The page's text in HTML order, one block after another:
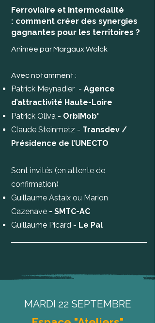
Ferroviaire et intermodalité
: comment créer des synergies
gagnantes pour les territoires ?
Animée par Margaux Walck
Avec notamment :
Patrick Meynadier - Agence
d’attractivité Haute-Loire
Patrick Oliva - OrbiMob'
Claude Steinmetz - Transdev /
Présidence de l’UNECTO
Sont invités (en attente de
confirmation)
Guillaume Astaix ou Marion
Cazenave - SMTC-AC
Guillaume Picard - Le Pal
MARDI 22 SEPTEMBRE